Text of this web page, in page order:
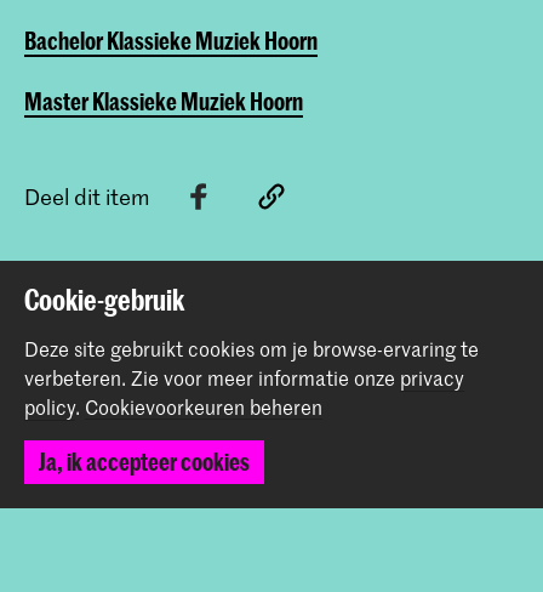
Bachelor Klassieke Muziek Hoorn
Master Klassieke Muziek Hoorn
Deel dit item
Contact
Spuiplein 150
2511 DG Den Haag
+31 70 315 15 15
Cookie-gebruik
Deze site gebruikt cookies om je browse-ervaring te
verbeteren. Zie voor meer informatie onze privacy
policy. Cookievoorkeuren beheren
Ja, ik accepteer cookies